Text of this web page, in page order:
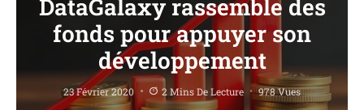
DataGalaxy rassemble des
fonds pour appuyer son
développement
23 Février 2020 2 Mins De Lecture 978 Vues